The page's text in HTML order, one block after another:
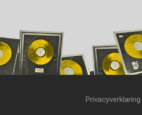
Privacyverklaring